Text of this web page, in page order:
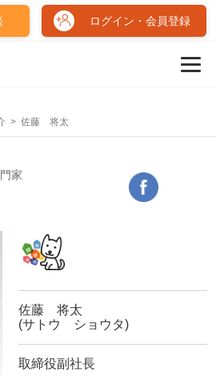
ログイン・会員登録
佐藤 将太
家
佐藤 将太
(サトウ ショウタ)
取締役副社長